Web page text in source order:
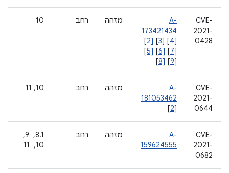
CVE-
2021-
0428
A-
173421434
[2] [3] [4]
[5] [6] [7]
[8] [9]
מזהה רחב 10
CVE-
2021-
0644
A-
181053462
[2]
מזהה רחב 10, 11
CVE-
2021-
0682
A-
159624555
מזהה רחב
8.1, ‏ 9, ‏
10, ‏ 11